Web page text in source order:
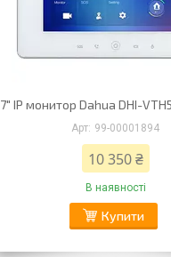
7" IP монитор Dahua DHI-
99-00001894
10 350 ₴
В наявності
Купити